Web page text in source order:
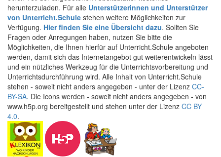
herunterzuladen. Für alle Unterstützerinnen und Unterstützer
von Unterricht.Schule stehen weitere Möglichkeiten zur
Verfügung. Hier finden Sie eine Übersicht dazu. Sollten Sie
Fragen oder Anregungen haben, nutzen Sie bitte die
Möglichkeiten, die Ihnen hierfür auf Unterricht.Schule angeboten
werden, damit sich das Internetangebot gut weiterentwickeln lässt
und ein nützliches Werkzeug für die Unterrichtsvorbereitung und
Unterrichtsdurchführung wird. Alle Inhalt von Unterricht.Schule
stehen - soweit nicht anders angegeben - unter der Lizenz CC-
BY-SA. Die Icons werden - soweit nicht anders angegeben - von
www.h5p.org bereitgestellt und stehen unter der Lizenz CC BY
4.0.